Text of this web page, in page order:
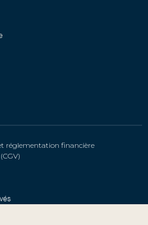
réglementation financière